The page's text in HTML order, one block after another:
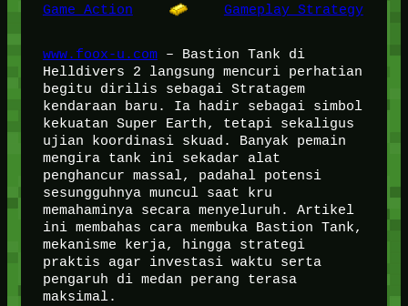
Game Action Gameplay Strategy
www.foox-u.com– Bastion Tank di
Helldivers 2 langsung mencuri perhatian
begitu dirilis sebagai Stratagem
kendaraan baru. Ia hadir sebagai simbol
kekuatan Super Earth, tetapi sekaligus
ujian koordinasi skuad. Banyak pemain
mengira tank ini sekadar alat
penghancur massal, padahal potensi
sesungguhnya muncul saat kru
memahaminya secara menyeluruh. Artikel
ini membahas cara membuka Bastion Tank,
mekanisme kerja, hingga strategi
praktis agar investasi waktu serta
pengaruh di medan perang terasa
maksimal.